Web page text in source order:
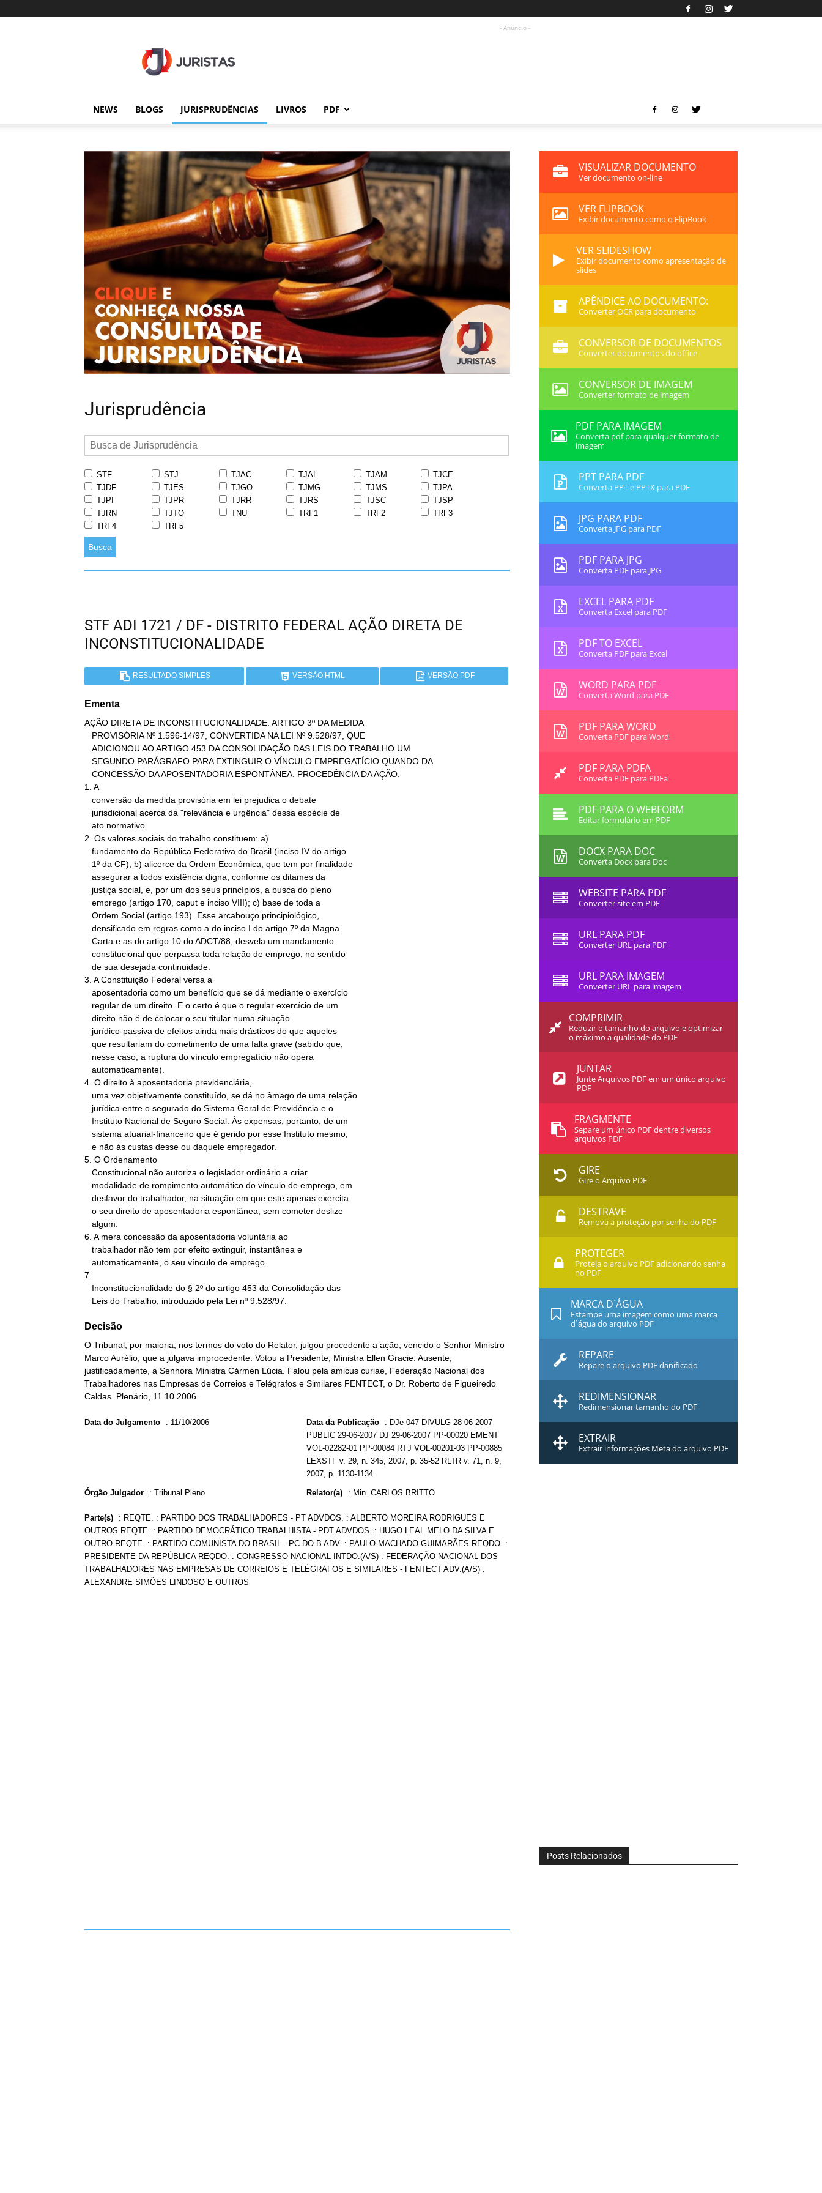
- Anúncio -
NEWS BLOGS JURISPRUDÊNCIAS LIVROS PDF
Jurisprudência
STF STJ TJAC TJAL TJAM
TJCE
TJDF
TJES TJGO TJMG TJMS
TJPA
TJPI
TJPR TJRR TJRS TJSC
TJSP
TJRN
TJTO TNU TRF1 TRF2
TRF3
TRF4
TRF5
Busca
STF ADI 1721 / DF - DISTRITO FEDERAL AÇÃO DIRETA DE
INCONSTITUCIONALIDADE
RESULTADO SIMPLES VERSÃO HTML VERSÃO PDF
Ementa
AÇÃO DIRETA DE INCONSTITUCIONALIDADE. ARTIGO 3º DA MEDIDA
1. A
2. Os valores sociais do trabalho constituem: a)
3. A Constituição Federal versa a
4. O direito à aposentadoria previdenciária,
5. O Ordenamento
6. A mera concessão da aposentadoria voluntária ao
7.
   Leis do Trabalho, introduzido pela Lei nº 9.528/97.
Decisão
O Tribunal, por maioria, nos termos do voto do Relator, julgou procedente a ação, vencido o Senhor Ministro
Marco Aurélio, que a julgava improcedente. Votou a Presidente, Ministra Ellen Gracie. Ausente,
justificadamente, a Senhora Ministra Cármen Lúcia. Falou pela amicus curiae, Federação Nacional dos
Trabalhadores nas Empresas de Correios e Telégrafos e Similares FENTECT, o Dr. Roberto de Figueiredo
Caldas. Plenário, 11.10.2006.
Data do Julgamento : 11/10/2006 Data da Publicação : DJe-047 DIVULG 28-06-2007
PUBLIC 29-06-2007 DJ 29-06-2007 PP-00020 EMENT
VOL-02282-01 PP-00084 RTJ VOL-00201-03 PP-00885
LEXSTF v. 29, n. 345, 2007, p. 35-52 RLTR v. 71, n. 9,
2007, p. 1130-1134
Órgão Julgador : Tribunal Pleno Relator(a) : Min. CARLOS BRITTO
Parte(s) : REQTE. : PARTIDO DOS TRABALHADORES - PT ADVDOS. : ALBERTO MOREIRA RODRIGUES E
OUTROS REQTE. : PARTIDO DEMOCRÁTICO TRABALHISTA - PDT ADVDOS. : HUGO LEAL MELO DA SILVA E
OUTRO REQTE. : PARTIDO COMUNISTA DO BRASIL - PC DO B ADV. : PAULO MACHADO GUIMARÃES REQDO. :
PRESIDENTE DA REPÚBLICA REQDO. : CONGRESSO NACIONAL INTDO.(A/S) : FEDERAÇÃO NACIONAL DOS
TRABALHADORES NAS EMPRESAS DE CORREIOS E TELÉGRAFOS E SIMILARES - FENTECT ADV.(A/S) :
ALEXANDRE SIMÕES LINDOSO E OUTROS
VISUALIZAR DOCUMENTO
Ver documento on-line
VER FLIPBOOK
Exibir documento como o FlipBook
VER SLIDESHOW
Exibir documento como apresentação de
slides
APÊNDICE AO DOCUMENTO:
Converter OCR para documento
CONVERSOR DE DOCUMENTOS
Converter documentos do office
CONVERSOR DE IMAGEM
Converter formato de imagem
PDF PARA IMAGEM
Converta pdf para qualquer formato de
imagem
PPT PARA PDF
Converta PPT e PPTX para PDF
JPG PARA PDF
Converta JPG para PDF
PDF PARA JPG
Converta PDF para JPG
EXCEL PARA PDF
Converta Excel para PDF
PDF TO EXCEL
Converta PDF para Excel
WORD PARA PDF
Converta Word para PDF
PDF PARA WORD
Converta PDF para Word
PDF PARA PDFA
Converta PDF para PDFa
PDF PARA O WEBFORM
Editar formulário em PDF
DOCX PARA DOC
Converta Docx para Doc
WEBSITE PARA PDF
Converter site em PDF
URL PARA PDF
Converter URL para PDF
URL PARA IMAGEM
Converter URL para imagem
COMPRIMIR
Reduzir o tamanho do arquivo e optimizar
o máximo a qualidade do PDF
JUNTAR
Junte Arquivos PDF em um único arquivo
PDF
FRAGMENTE
Separe um único PDF dentre diversos
arquivos PDF
GIRE
Gire o Arquivo PDF
DESTRAVE
Remova a proteção por senha do PDF
PROTEGER
Proteja o arquivo PDF adicionando senha
no PDF
MARCA D`ÁGUA
Estampe uma imagem como uma marca
d`água do arquivo PDF
REPARE
Repare o arquivo PDF danificado
REDIMENSIONAR
Redimensionar tamanho do PDF
EXTRAIR
Extrair informações Meta do arquivo PDF
Posts Relacionados